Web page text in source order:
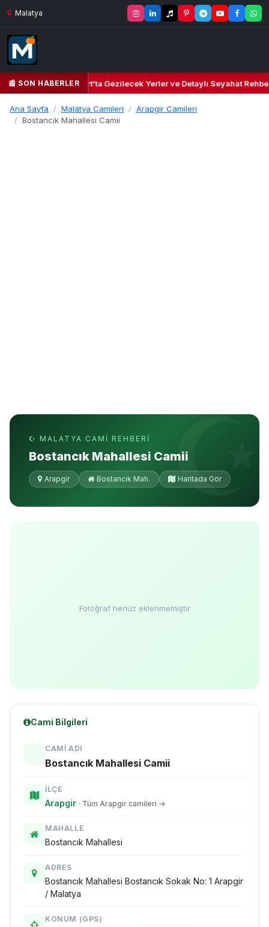
Malatya
📰 SON HABERLER
Cenneti: Yeşilyurt’ta Gezilecek Yerler ve Detaylı Seyahat Rehberi
Ana Sayfa Malatya Camileri
Arapgir Camileri
Bostancık Mahallesi Camii
☪ MALATYA CAMI REHBERI
Bostancık Mahallesi Camii
Arapgir Bostancık Mah. Haritada Gör
Fotoğraf henüz eklenmemiştir
Cami Bilgileri
CAMI ADI
Bostancık Mahallesi Camii
İLÇE
Arapgir · Tüm Arapgir camileri →
MAHALLE
Bostancık Mahallesi
ADRES
Bostancık Mahallesi Bostancık Sokak No: 1 Arapgir
/ Malatya
KONUM (GPS)